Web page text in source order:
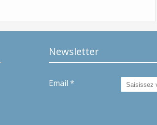
Newsletter
Email